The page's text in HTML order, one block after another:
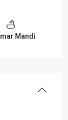
Mandi